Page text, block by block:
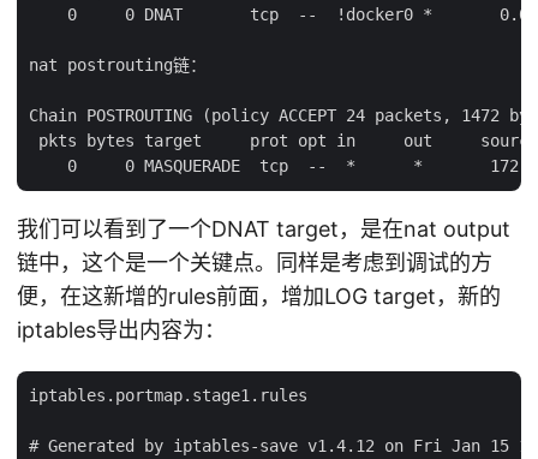
0     0 DNAT       tcp  --  !docker0 *
nat postrouting链：
Chain POSTROUTING (policy ACCEPT 24 packets, 1472
pkts bytes target     prot opt in     out
我们可以看到了一个DNAT target，是在nat output
链中，这个是一个关键点。同样是考虑到调试的方
便，在这新增的rules前面，增加LOG target，新的
iptables导出内容为：
iptables.portmap.stage1.rules
# Generated by iptables-save v1.4.12 on Fri Jan 15